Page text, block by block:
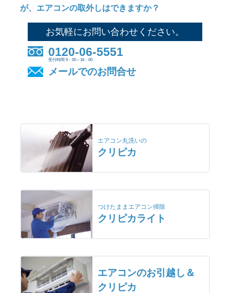
が、エアコンの取外しはできますか？
お気軽にお問い合わせください。
0120-06-5551
受付時間 9：00～18：00
メールでのお問合せ
エアコン丸洗いの
クリピカ
つけたままエアコン掃除
クリピカライト
エアコンのお引越し＆
クリピカ